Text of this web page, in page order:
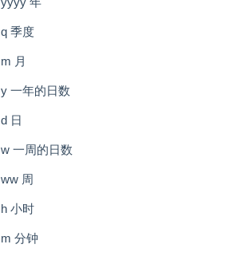
q 季度
m 月
y 一年的日数
d 日
w 一周的日数
ww 周
h 小时
m 分钟